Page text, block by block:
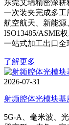
东莞艾瑞精密深耕
一次装夹完成多工
航空航天、新能
ISO13485/ASME
一站式加工出口全
了解更多
2026-07-31
射频腔体光模块
5G‑A、毫米波、